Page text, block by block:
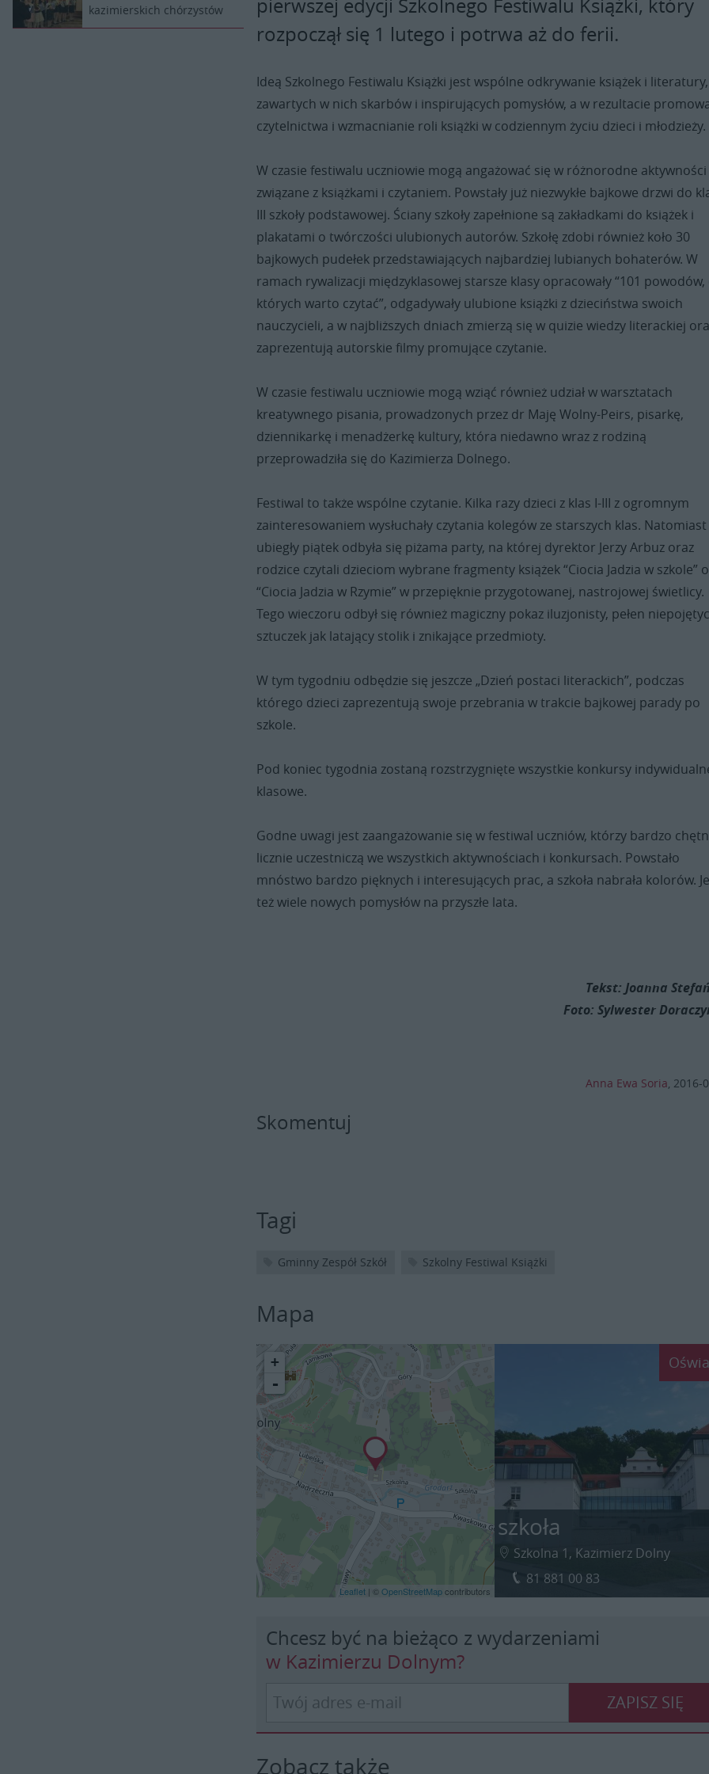
kazimierskich chórzystów
pierwszej edycji Szkolnego Festiwalu Książki, który
rozpoczął się 1 lutego i potrwa aż do ferii.
Ideą Szkolnego Festiwalu Książki jest wspólne odkrywanie książek i literatury,
zawartych w nich skarbów i inspirujących pomysłów, a w rezultacie
czytelnictwa i wzmacnianie roli książki w codziennym życiu dzieci i młodzieży.
W czasie festiwalu uczniowie mogą angażować się w różnorodne aktywności
związane z książkami i czytaniem. Powstały już niezwykłe bajkowe drzwi do
III szkoły podstawowej. Ściany szkoły zapełnione są zakładkami do książek i
plakatami o twórczości ulubionych autorów. Szkołę zdobi również koło 30
bajkowych pudełek przedstawiających najbardziej lubianych bohaterów. W
ramach rywalizacji międzyklasowej starsze klasy opracowały “101 powodów,
których warto czytać”, odgadywały ulubione książki z dzieciństwa swoich
nauczycieli, a w najbliższych dniach zmierzą się w quizie wiedzy literackiej
zaprezentują autorskie filmy promujące czytanie.
W czasie festiwalu uczniowie mogą wziąć również udział w warsztatach
kreatywnego pisania, prowadzonych przez dr Maję Wolny-Peirs, pisarkę,
dziennikarkę i menadżerkę kultury, która niedawno wraz z rodziną
przeprowadziła się do Kazimierza Dolnego.
Festiwal to także wspólne czytanie. Kilka razy dzieci z klas I-III z ogromnym
zainteresowaniem wysłuchały czytania kolegów ze starszych klas.
ubiegły piątek odbyła się piżama party, na której dyrektor Jerzy Arbuz oraz
rodzice czytali dzieciom wybrane fragmenty książek “Ciocia Jadzia w szkole”
“Ciocia Jadzia w Rzymie” w przepięknie przygotowanej, nastrojowej świetlicy.
Tego wieczoru odbył się również magiczny pokaz iluzjonisty, pełen
sztuczek jak latający stolik i znikające przedmioty.
W tym tygodniu odbędzie się jeszcze „Dzień postaci literackich”, podczas
którego dzieci zaprezentują swoje przebrania w trakcie bajkowej parady po
szkole.
Pod koniec tygodnia zostaną rozstrzygnięte wszystkie konkursy
klasowe.
Godne uwagi jest zaangażowanie się w festiwal uczniów, którzy bardzo
licznie uczestniczą we wszystkich aktywnościach i konkursach. Powstało
mnóstwo bardzo pięknych i interesujących prac, a szkoła nabrała kolorów.
też wiele nowych pomysłów na przyszłe lata.
Tekst: Joanna
Foto: Sylwester
Anna Ewa Soria 2016-
Skomentuj
Tagi
Gminny Zespół Szkół Szkolny Festiwal Książki
Mapa
+
-
Leaflet| ©OpenStreetMapcontributors
szkoła
Szkolna 1, Kazimierz Dolny
81 881 00 83
Chcesz być na bieżąco z wydarzeniami
w Kazimierzu Dolnym?
ZAPISZ SIĘ
Zobacz także